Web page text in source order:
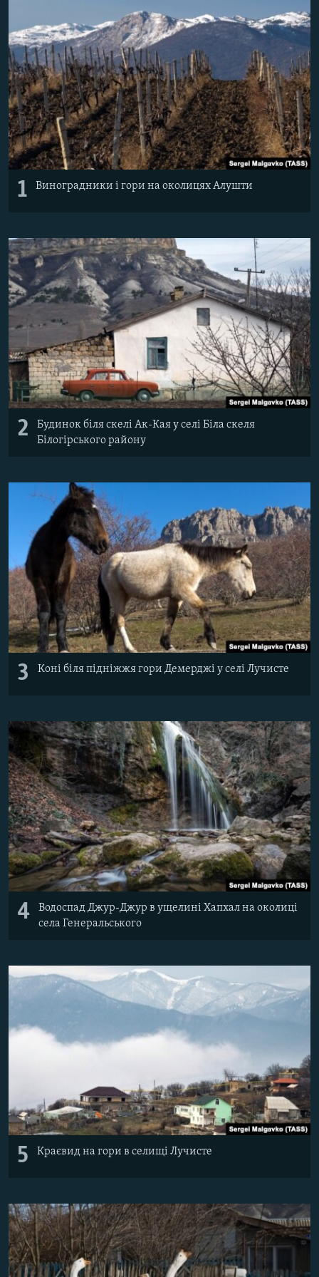
СВІДЧЕННЯ ОКУПАЦІЇ
УКРАЇНСЬКА ПРОБЛЕМА КРИМУ
ІНФОГРАФІКА
Русский
Qırımtatar
ДОЛУЧАЙСЯ!
Усі сайти RFE/RL
1 Виноградники і гори на околицях Алушти
2
Будинок біля скелі Ак-Кая у селі Біла скеля
Білогірського району
3 Коні біля підніжжя гори Демерджі у селі Лучисте
4
Водоспад Джур-Джур в ущелині Хапхал на околиці
села Генеральського
5 Краєвид на гори в селищі Лучисте